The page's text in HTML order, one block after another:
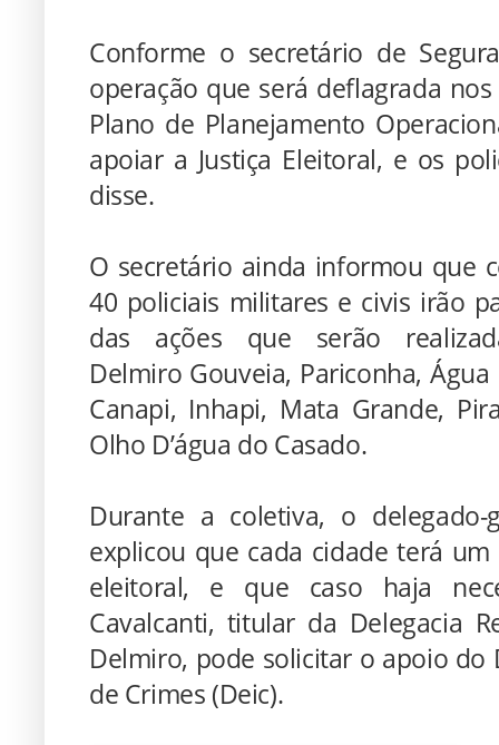
Conforme o secretário de
operação que será deflagrada
Plano de Planejamento
apoiar a Justiça Eleitoral, e os
disse.
O secretário ainda informou que
40 policiais militares e civis irão
das ações que serão
Delmiro Gouveia, Pariconha, Água
Canapi, Inhapi, Mata Grande,
Olho D’água do Casado.
Durante a coletiva, o
explicou que cada cidade terá
eleitoral, e que caso haja
Cavalcanti, titular da Delegacia
Delmiro, pode solicitar o apoio do
de Crimes (Deic).